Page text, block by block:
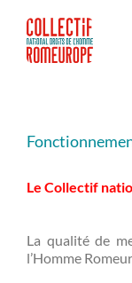
contenu
Le Collectif
La qualité de
l’Homme